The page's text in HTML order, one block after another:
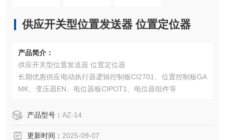
供应开关型位置发送器 位置定位器
产品简介：
供应开关型位置发送器 位置定位器
长期优惠供应电动执行器逻辑控制板CI2701、位置控制板GA
MK、变压器EN、电位器板CIPOT1、电位器组件等
产品型号： AZ-14
更新时间： 2025-09-07